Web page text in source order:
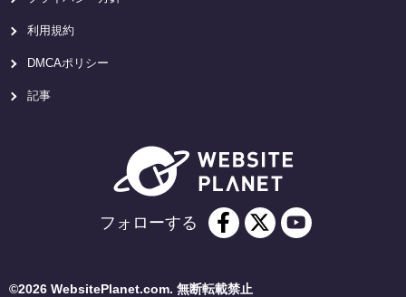
利用規約
DMCAポリシー
記事
フォローする
©2026 WebsitePlanet.com. 無断転載禁止